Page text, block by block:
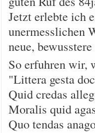
Jetzt erlebte ich
unermesslichen
neue,
So erfuhren wir,
"Littera gesta
Quid credas
Moralis quid
Quo tendas